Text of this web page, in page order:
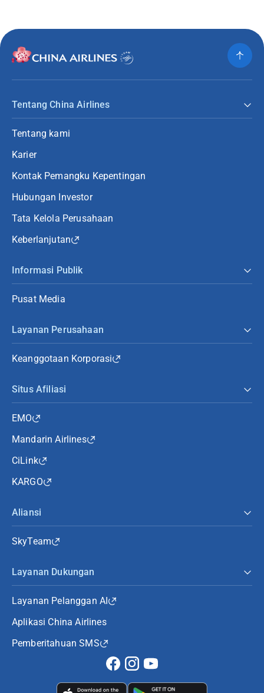
Tentang China Airlines
Tentang kami
Karier
Kontak Pemangku Kepentingan
Hubungan Investor
Tata Kelola Perusahaan
Keberlanjutan
Informasi Publik
Pusat Media
Layanan Perusahaan
Keanggotaan Korporasi
Situs Afiliasi
EMO
Mandarin Airlines
CiLink
KARGO
Aliansi
SkyTeam
Layanan Dukungan
Layanan Pelanggan AI
Aplikasi China Airlines
Pemberitahuan SMS